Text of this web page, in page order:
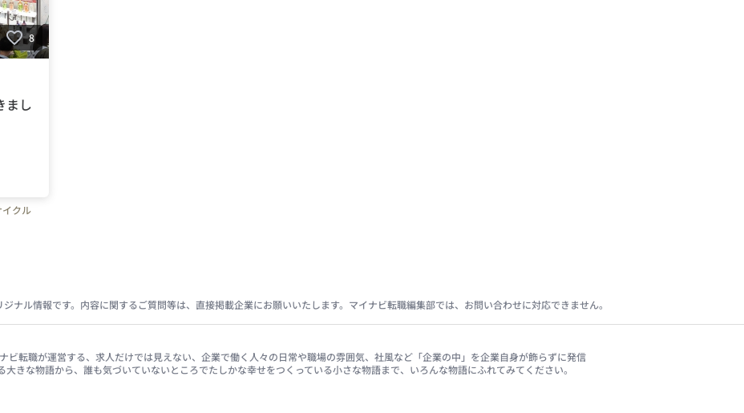
8
まし
クル
ナル情報です。内容に関するご質問等は、直接掲載企業にお願いいたします。マイナビ転職編集部では、お問い合わせに対応できません。
ビ転職が運営する、求人だけでは見えない、企業で働く人々の日常や職場の雰囲気、社風など「企業の中」を企業自身が飾らずに発信
きな物語から、誰も気づいていないところでたしかな幸せをつくっている小さな物語まで、いろんな物語にふれてみてください。